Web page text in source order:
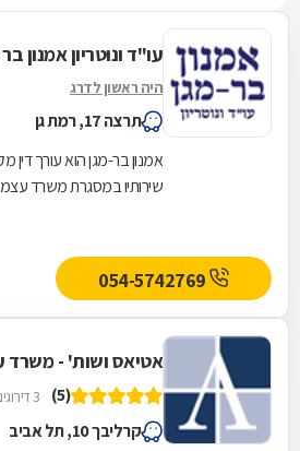
עו"ד ונוטריון אמנון
היה ראשון לדרג
תרצה 17, רמת גן
אמנון בר-מגן הוא עורך דין
שירותיו במסגרת משרד
אטיאס ושות' - משרד
(5) 3 דירוגים
קרליבך 10, תל אביב